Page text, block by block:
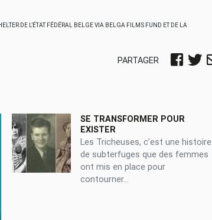
DE L’ÉTAT FÉDÉRAL BELGE VIA BELGA FILMS FUND ET DE LA
PARTAGER
SE TRANSFORMER POUR
EXISTER
Les Tricheuses, c’est une histoire
de subterfuges que des femmes
ont mis en place pour
contourner...